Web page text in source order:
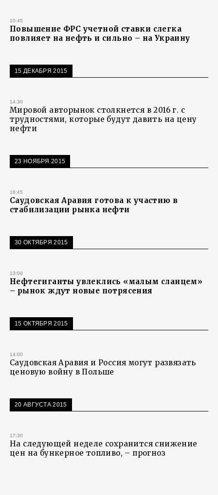
10:45
Повышение ФРС учетной ставки слегка
повлияет на нефть и сильно – на Украину
15 ДЕКАБРЯ 2015
14:30
Мировой авторынок столкнется в 2016 г. с
трудностями, которые будут давить на цену
нефти
23 НОЯБРЯ 2015
16:45
Саудовская Аравия готова к участию в
стабилизации рынка нефти
30 ОКТЯБРЯ 2015
13:00
Нефтегиганты увлеклись «малым сланцем»
– рынок ждут новые потрясения
15 ОКТЯБРЯ 2015
14:00
Саудовская Аравия и Россия могут развязать
ценовую войну в Польше
20 АВГУСТА 2015
17:30
На следующей неделе сохранится снижение
цен на бункерное топливо, – прогноз